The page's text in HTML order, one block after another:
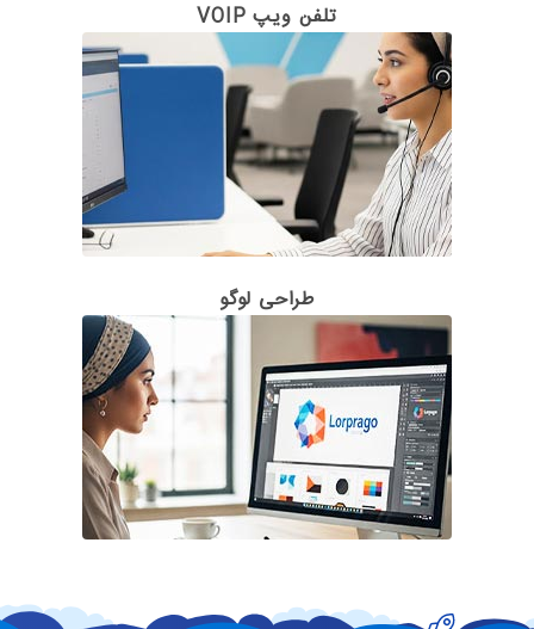
تلفن ویپ VOIP
طراحی لوگو